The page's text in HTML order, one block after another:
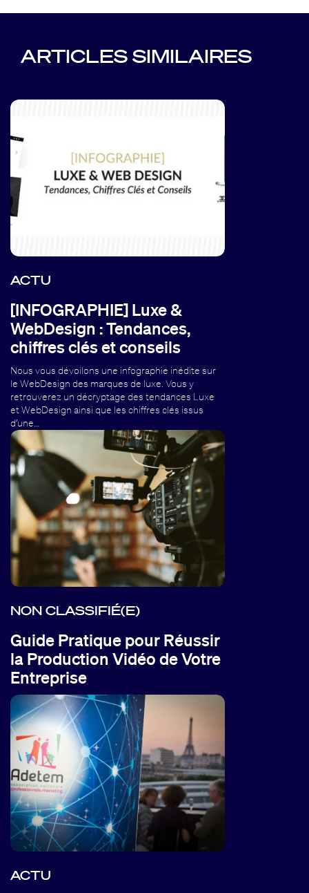
ARTICLES SIMILAIRES
ACTU
[INFOGRAPHIE] Luxe &
WebDesign : Tendances,
chiffres clés et conseils
Nous vous dévoilons une infographie inédite sur
le WebDesign des marques de luxe. Vous y
retrouverez un décryptage des tendances Luxe
et WebDesign ainsi que les chiffres clés issus
d’une…
NON CLASSIFIÉ(E)
Guide Pratique pour Réussir
la Production Vidéo de Votre
Entreprise
ACTU